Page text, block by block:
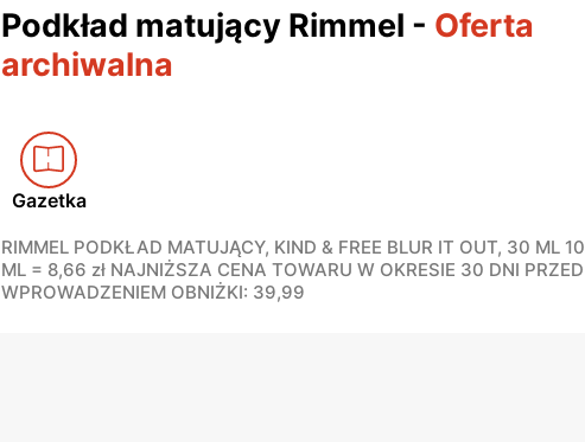
Podkład matujący Rimmel - Oferta
archiwalna
Gazetka
RIMMEL PODKŁAD MATUJĄCY, KIND & FREE BLUR IT OUT, 30 ML 10
ML = 8,66 zł NAJNIŻSZA CENA TOWARU W OKRESIE 30 DNI PRZED
WPROWADZENIEM OBNIŻKI: 39,99